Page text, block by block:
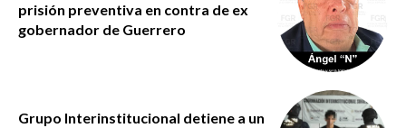
prisión preventiva en contra de ex
gobernador de Guerrero
Grupo Interinstitucional detiene a un